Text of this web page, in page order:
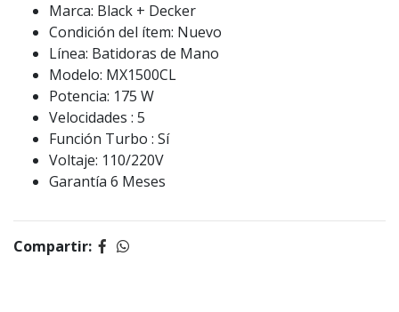
Marca: Black + Decker
Condición del ítem: Nuevo
Línea: Batidoras de Mano
Modelo: MX1500CL
Potencia: 175 W
Velocidades : 5
Función Turbo : Sí
Voltaje: 110/220V
Garantía 6 Meses
Compartir: